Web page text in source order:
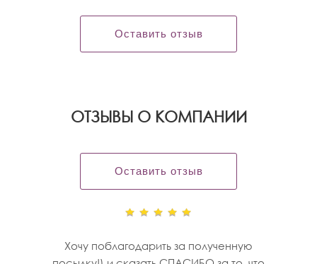
Оставить отзыв
OТЗЫВЫ О КОМПАНИИ
Оставить отзыв
Хочу поблагодарить за полученную